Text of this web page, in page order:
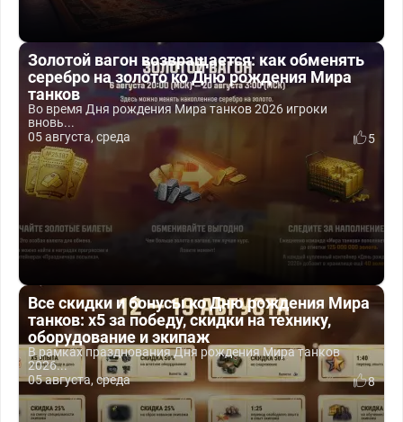
Золотой вагон возвращается: как обменять
серебро на золото ко Дню рождения Мира
танков
Во время Дня рождения Мира танков 2026 игроки
вновь...
05 августа, среда
5
Все скидки и бонусы ко Дню рождения Мира
танков: x5 за победу, скидки на технику,
оборудование и экипаж
В рамках празднования Дня рождения Мира танков
2026...
05 августа, среда
8